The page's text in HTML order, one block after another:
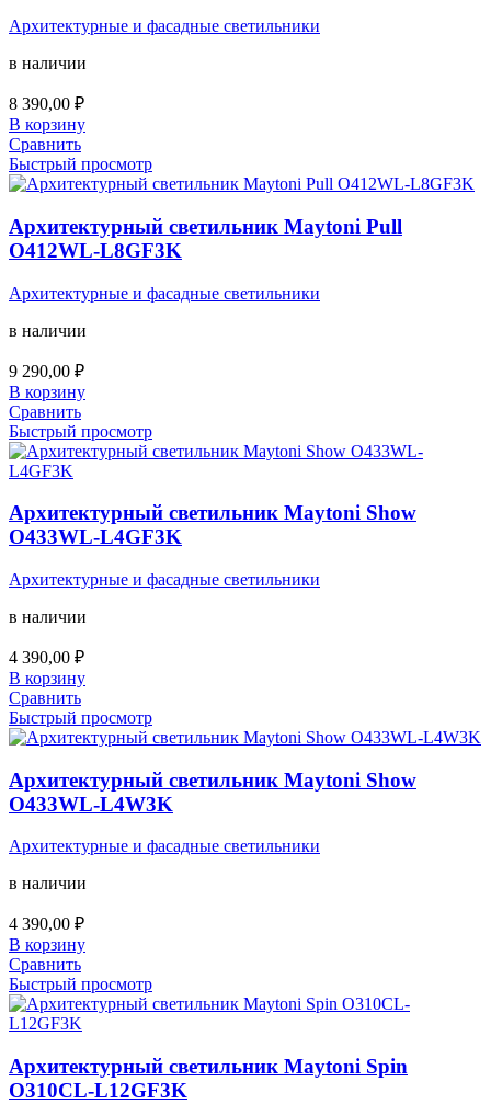
Архитектурные и фасадные светильники
в наличии
8 390,00 ₽
В корзину
Сравнить
Быстрый просмотр
Архитектурный светильник Maytoni Pull
O412WL-L8GF3K
Архитектурные и фасадные светильники
в наличии
9 290,00 ₽
В корзину
Сравнить
Быстрый просмотр
Архитектурный светильник Maytoni Show
O433WL-L4GF3K
Архитектурные и фасадные светильники
в наличии
4 390,00 ₽
В корзину
Сравнить
Быстрый просмотр
Архитектурный светильник Maytoni Show
O433WL-L4W3K
Архитектурные и фасадные светильники
в наличии
4 390,00 ₽
В корзину
Сравнить
Быстрый просмотр
Архитектурный светильник Maytoni Spin
O310CL-L12GF3K